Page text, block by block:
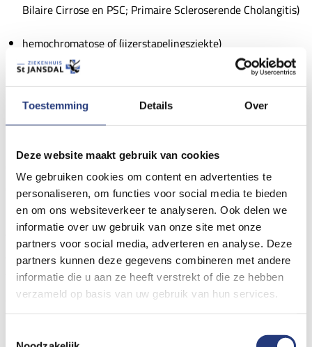
Toestemming Details Over
Deze website maakt gebruik van cookies
We gebruiken cookies om content en advertenties te
personaliseren, om functies voor social media te bieden
en om ons websiteverkeer te analyseren. Ook delen we
informatie over uw gebruik van onze site met onze
partners voor social media, adverteren en analyse. Deze
partners kunnen deze gegevens combineren met andere
informatie die u aan ze heeft verstrekt of die ze hebben
verzameld op basis van uw gebruik van hun services.
Bilaire Cirrose en PSC; Primaire Scleroserende Cholangitis)
hemochromatose of (ijzerstapelingsziekte)
porfyrie
blootstelling aan giftige stoffen
door dik littekenweefsel. Bij levercirrose is de kans op het
ontwikkelen van leverkanker duidelijk verhoogd. Voor meer
informatie over levercirrose kunt u onze brochure bestellen (zie
achterin deze brochure). Secundaire leverkanker kan ontstaan
als uitzaaiing van kanker elders in het lichaam.
Veelvoorkomend zijn uitzaaiingen van een tumor in de dikke
darm, slokdarm, maag, borsten, alvleesklier en de longen.